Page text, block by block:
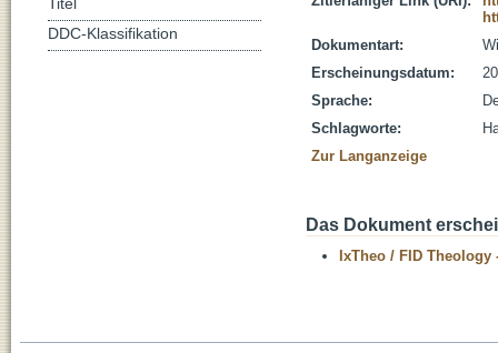
Dokumentart:
Erscheinungsdatum:
Sprache:
Schlagworte:
Zur Langanzeige
Das Dokument
IxTheo / FID Theology
Titel
DDC-Klassifikation